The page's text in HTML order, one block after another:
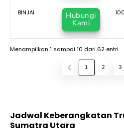
BINJAI Hubungi
Kami
Menampilkan 1 sampai 10 dari 62 entri
❮ 1 2 3
Jadwal Keberangkatan
Sumatra Utara